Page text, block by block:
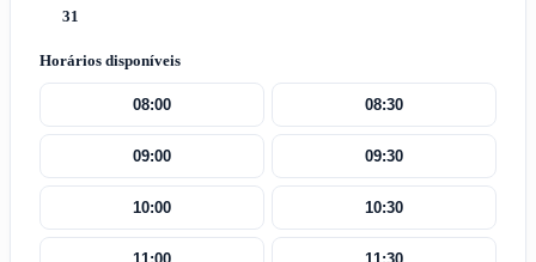
31
Horários disponíveis
08:00 08:30
09:00 09:30
10:00 10:30